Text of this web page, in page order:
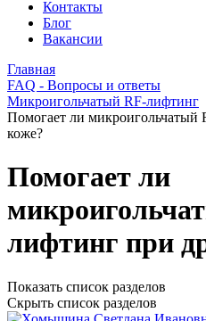
Контакты
Блог
Вакансии
Главная
FAQ - Вопросы и ответы
Микроигольчатый RF-лифтинг
Помогает ли микроигольчатый
коже?
Помогает ли
лифтинг при
Показать список разделов
Скрыть список разделов